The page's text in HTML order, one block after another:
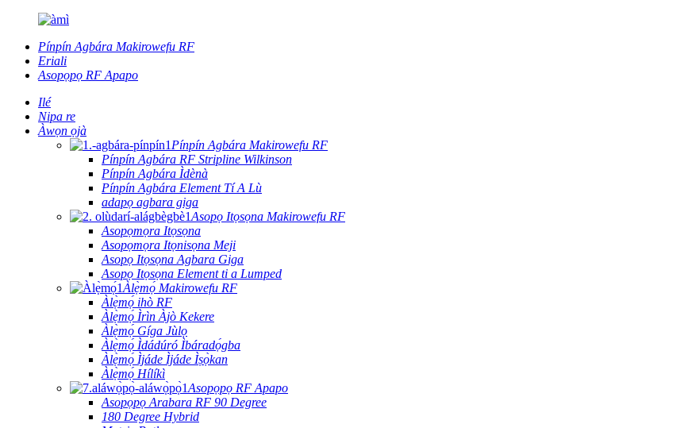
Pínpín Agbára Makirowefu RF
Eriali
Asopọpọ RF Apapo
Ilé
Nipa re
Àwọn ọjà
Pínpín Agbára Makirowefu RF
Pínpín Agbára RF Stripline Wilkinson
Pínpín Agbára Ìdènà
Pínpín Agbára Element Tí A Lù
adapọ agbara giga
Asopọ Itọsọna Makirowefu RF
Asopọmọra Itọsọna
Asopọmọra Itọnisọna Meji
Asopọ Itọsọna Agbara Giga
Asopọ Itọsọna Element ti a Lumped
Àlẹ̀mọ́ Makirowefu RF
Àlẹ̀mọ́ ihò RF
Àlẹ̀mọ́ Ìrìn Àjò Kekere
Àlẹ̀mọ́ Gíga Jùlọ
Àlẹ̀mọ́ Ìdádúró Ìbáradọ́gba
Àlẹ̀mọ́ Ìjáde Ìjáde Ìṣọ̀kan
Àlẹ̀mọ́ Hílíkì
Asopọpọ RF Apapo
Asopọpọ Arabara RF 90 Degree
180 Degree Hybrid